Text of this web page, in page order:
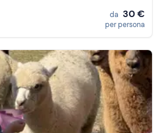
da 30 €
per persona